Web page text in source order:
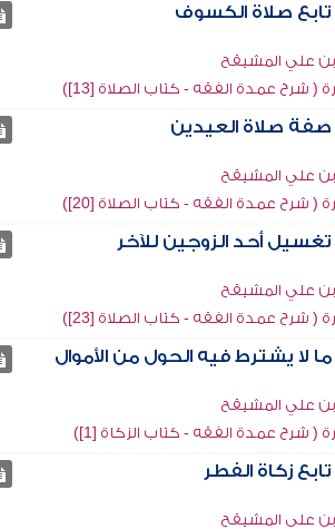
تابع صلاة الكسوف
علي المشيقح
شرح عمدة الفقه - كتاب الصلاة [13])
صفة صلاة العيدين
علي المشيقح
شرح عمدة الفقه - كتاب الصلاة [20])
تغسيل أحد الزوجين للآخر
علي المشيقح
شرح عمدة الفقه - كتاب الصلاة [23])
ما لا يشترط فيه الحول من الأموال
علي المشيقح
شرح عمدة الفقه - كتاب الزكاة [1])
تابع زكاة الفطر
علي المشيقح